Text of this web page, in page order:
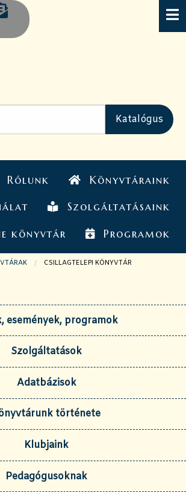
Rólunk Könyvtáraink
Szolgáltatásaink
könyvtár Programok
JELENLEGI OLDAL:
CSILLAGTELEPI KÖNYVTÁR
események, programok
Szolgáltatások
Adatbázisok
története
Klubjaink
Pedagógusoknak